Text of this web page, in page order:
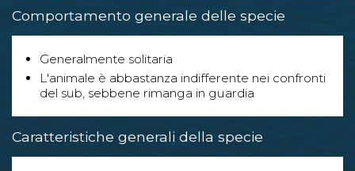
Comportamento generale delle specie
Generalmente solitaria
L'animale è abbastanza indifferente nei confronti
del sub, sebbene rimanga in guardia
Caratteristiche generali della specie